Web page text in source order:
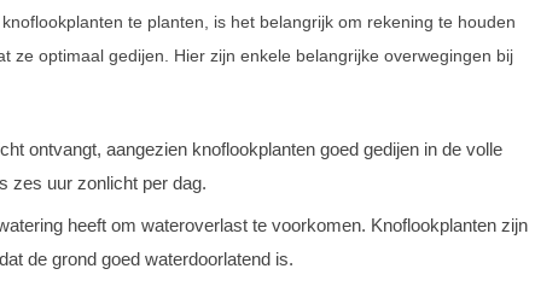
te planten, is het belangrijk om rekening te houden
ze optimaal gedijen. Hier zijn enkele belangrijke overwegingen bij
ontvangt, aangezien knoflookplanten goed gedijen in de volle
zes uur zonlicht per dag.
heeft om wateroverlast te voorkomen. Knoflookplanten zijn
de grond goed waterdoorlatend is.